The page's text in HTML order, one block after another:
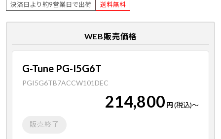
決済日より約9営業日で出荷 送料無料
WEB販売価格
G-Tune PG-I5G6T
PGI5G6TB7ACCW101DEC
214,800 円(税込)～
販売終了